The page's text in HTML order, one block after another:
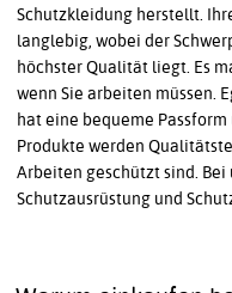
Schutzkleidung herstellt.
langlebig, wobei der
höchster Qualität liegt. Es
wenn Sie arbeiten müssen.
hat eine bequeme
Produkte werden
Arbeiten geschützt sind. Bei
Schutzausrüstung und